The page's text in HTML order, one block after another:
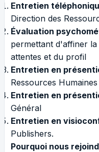
Entretien
Direction des
Évaluation
permettant d'affiner
attentes et du profil
Entretien en
Ressources Humaines
Entretien en
Général
Entretien en
Publishers.
Pourquoi nous